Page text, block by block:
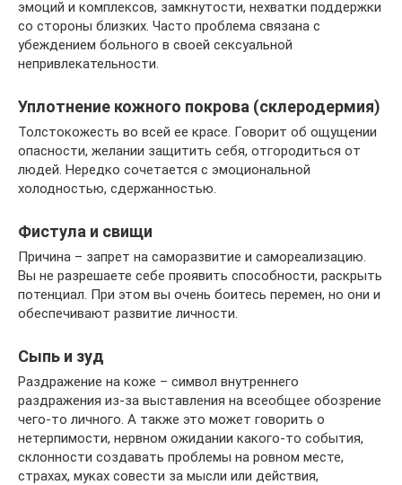
эмоций и комплексов, замкнутости, нехватки поддержки
со стороны близких. Часто проблема связана с
убеждением больного в своей сексуальной
непривлекательности.
Уплотнение кожного покрова (склеродермия)
Толстокожесть во всей ее красе. Говорит об ощущении
опасности, желании защитить себя, отгородиться от
людей. Нередко сочетается с эмоциональной
холодностью, сдержанностью.
Фистула и свищи
Причина – запрет на саморазвитие и самореализацию.
Вы не разрешаете себе проявить способности, раскрыть
потенциал. При этом вы очень боитесь перемен, но они и
обеспечивают развитие личности.
Сыпь и зуд
Раздражение на коже – символ внутреннего
раздражения из-за выставления на всеобщее обозрение
чего-то личного. А также это может говорить о
нетерпимости, нервном ожидании какого-то события,
склонности создавать проблемы на ровном месте,
страхах, муках совести за мысли или действия,